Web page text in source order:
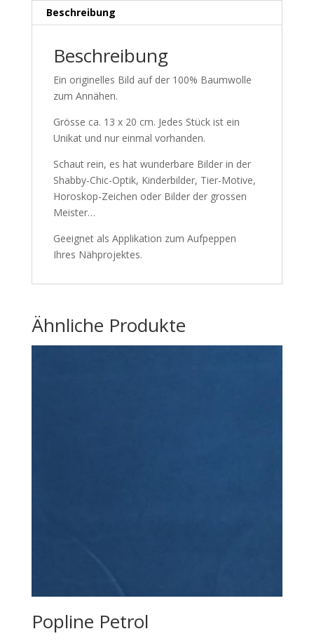
Beschreibung
Beschreibung
Ein originelles Bild auf der 100% Baumwolle
zum Annähen.
Grösse ca. 13 x 20 cm. Jedes Stück ist ein
Unikat und nur einmal vorhanden.
Schaut rein, es hat wunderbare Bilder in der
Shabby-Chic-Optik, Kinderbilder, Tier-Motive,
Horoskop-Zeichen oder Bilder der grossen
Meister…
Geeignet als Applikation zum Aufpeppen
Ihres Nähprojektes.
Ähnliche Produkte
Popline Petrol